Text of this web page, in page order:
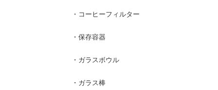
・コーヒーフィルター
・保存容器
・ガラスボウル
・ガラス棒